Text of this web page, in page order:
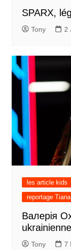
SPARX,
Tony 2
les article kids
reportage
Валерія
ukrainienne
Tony 7